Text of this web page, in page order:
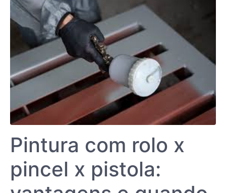
Pintura com rolo x
pincel x pistola: